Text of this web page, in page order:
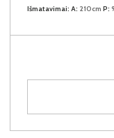
Išmatavimai: A: 210cm P: